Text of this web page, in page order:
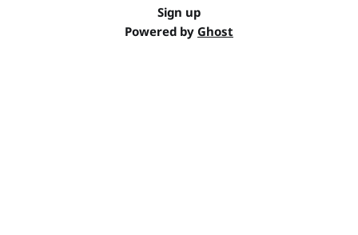
Sign up
Powered by Ghost